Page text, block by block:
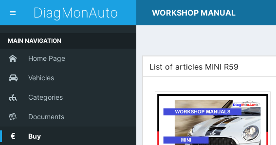
DiagMonAuto
MAIN NAVIGATION
Home Page
Vehicles
Categories
Documents
Buy
WORKSHOP MANUAL
List of articles MINI R59
dblclick.net